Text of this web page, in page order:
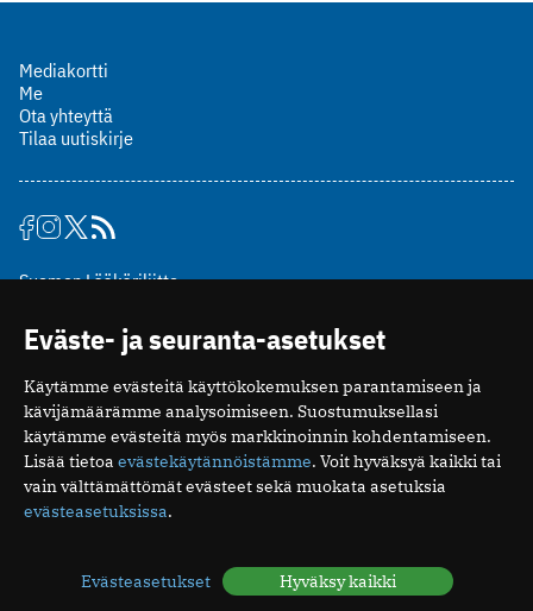
Mediakortti
Me
Ota yhteyttä
Tilaa uutiskirje
Suomen Lääkäriliitto
00510 Helsinki
puh. (09) 393 091
toimitus@potilaanlaakarilehti.fi
ISSN 2323-9476
Eväste- ja seuranta-asetukset
Käytämme evästeitä käyttökokemuksen parantamiseen ja
kävijämäärämme analysoimiseen. Suostumuksellasi
käytämme evästeitä myös markkinoinnin kohdentamiseen.
Lisää tietoa evästekäytännöistämme. Voit hyväksyä kaikki tai
vain välttämättömät evästeet sekä muokata asetuksia
evästeasetuksissa.
Evästeasetukset Hyväksy kaikki